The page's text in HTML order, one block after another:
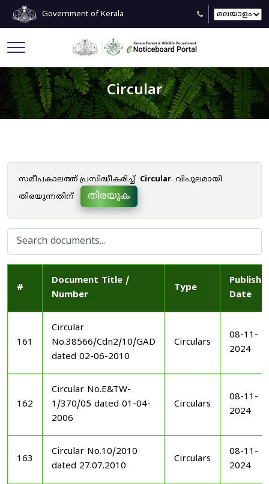
Government of Kerala
Circular
സമീപകാലത്ത് പ്രസിദ്ധീകരിച്ച് Circular. വിപുലമായി
തിരയുന്നതിന്
തിരയുക
#
Document Title /
Number
Type
Date
161
Circular
No.38566/Cdn2/10/GAD
dated 02-06-2010
Circulars
08-11-
2024
162
Circular No.E&TW-
1/370/05 dated 01-04-
2006
Circulars
08-11-
2024
163
Circular No.10/2010
dated 27.07.2010
Circulars
08-11-
2024